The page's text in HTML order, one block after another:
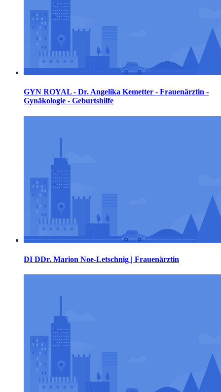
GYN ROYAL - Dr. Angelika Kemetter - Frauenärztin -
Gynäkologie - Geburtshilfe
DI DDr. Marion Noe-Letschnig | Frauenärztin